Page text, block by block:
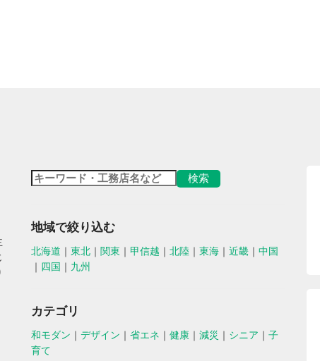
地域で絞り込む
北海道 ｜ 東北 ｜ 関東 ｜ 甲信越 ｜ 北陸 ｜ 東海 ｜ 近畿 ｜ 中国
｜ 四国 ｜ 九州
カテゴリ
和モダン ｜ デザイン ｜ 省エネ ｜ 健康 ｜ 減災 ｜ シニア ｜ 子
育て